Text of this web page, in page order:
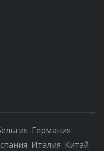
Германия
Италия Китай